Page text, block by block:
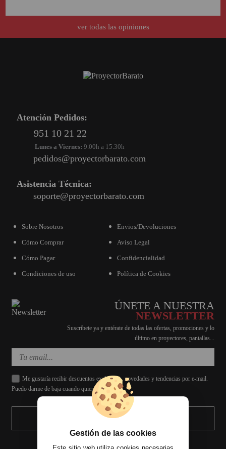
CABLES Y ACCESORIOS
951 10 21 22
Asistencia Técnica:
soporte@proyectorbarato.com
ver todas las opiniones
Atención Pedidos:
951 10 21 22
Lunes a Viernes: 9.00h a 15.30h
pedidos@proyectorbarato.com
Asistencia Técnica:
soporte@proyectorbarato.com
Sobre Nosotros
Cómo Comprar
Cómo Pagar
Condiciones de uso
Envios/Devoluciones
Aviso Legal
Confidencialidad
Política de Cookies
ÚNETE A NUESTRA
NEWSLETTER
Suscríbete ya y entérate de todas las ofertas, promociones y lo
último en proyectores, pantallas...
Me gustaría recibir descuentos exclusivos, novedades y tendencias por e-mail.
Puedo darme de baja cuando quiera.
ENVIAR
Gestión de las cookies